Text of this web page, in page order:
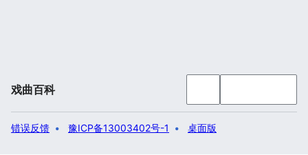
戏曲百科
错误反馈 豫ICP备13003402号-1 桌面版